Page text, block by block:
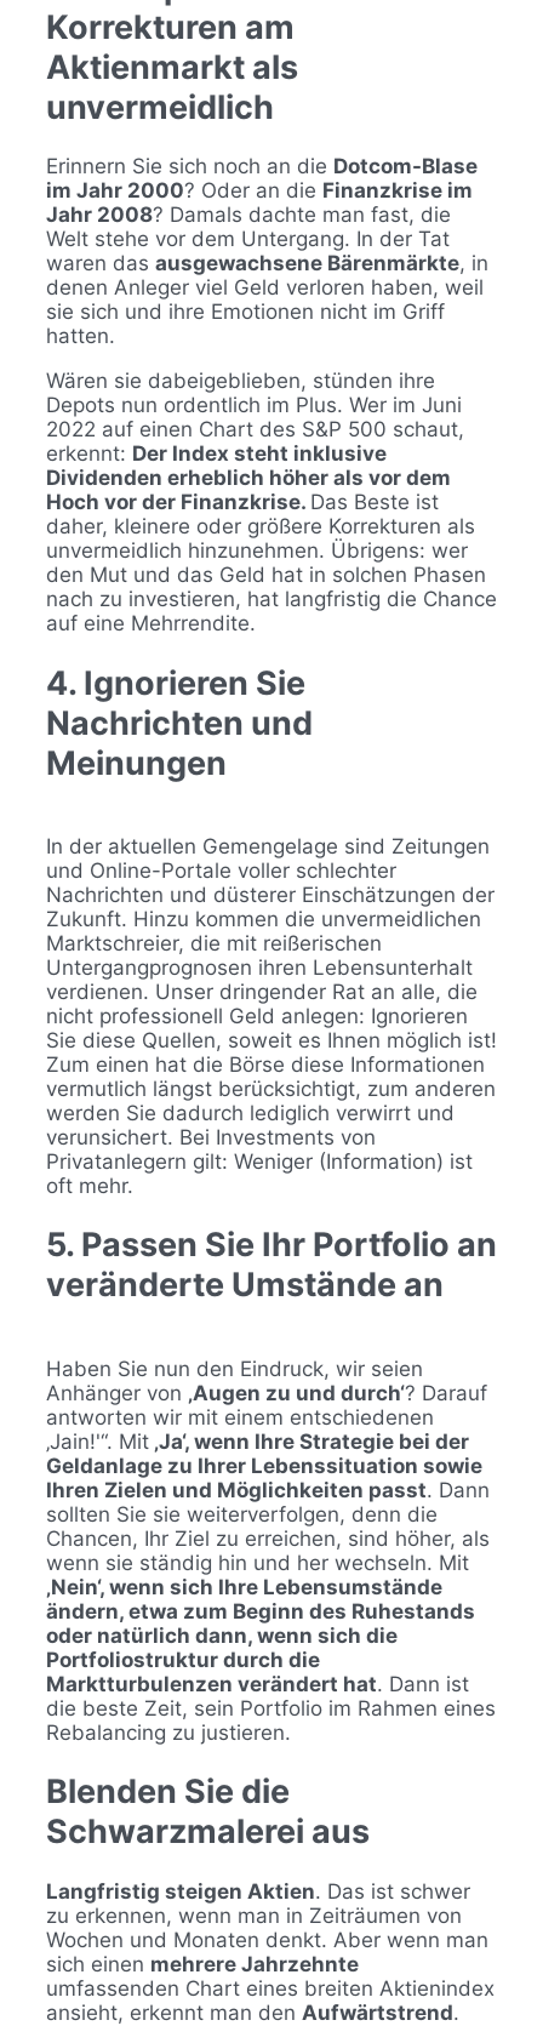
Korrekturen am
Aktienmarkt als
unvermeidlich
Erinnern Sie sich noch an die Dotcom-Blase
im Jahr 2000? Oder an die Finanzkrise im
Jahr 2008? Damals dachte man fast, die
Welt stehe vor dem Untergang. In der Tat
waren das ausgewachsene Bärenmärkte, in
denen Anleger viel Geld verloren haben, weil
sie sich und ihre Emotionen nicht im Griff
hatten.
Wären sie dabeigeblieben, stünden ihre
Depots nun ordentlich im Plus. Wer im Juni
2022 auf einen Chart des S&P 500 schaut,
erkennt: Der Index steht inklusive
Dividenden erheblich höher als vor dem
Hoch vor der Finanzkrise. Das Beste ist
daher, kleinere oder größere Korrekturen als
unvermeidlich hinzunehmen. Übrigens: wer
den Mut und das Geld hat in solchen Phasen
nach zu investieren, hat langfristig die Chance
auf eine Mehrrendite.
4. Ignorieren Sie
Nachrichten und
Meinungen
In der aktuellen Gemengelage sind Zeitungen
und Online-Portale voller schlechter
Nachrichten und düsterer Einschätzungen der
Zukunft. Hinzu kommen die unvermeidlichen
Marktschreier, die mit reißerischen
Untergangprognosen ihren Lebensunterhalt
verdienen. Unser dringender Rat an alle, die
nicht professionell Geld anlegen: Ignorieren
Sie diese Quellen, soweit es Ihnen möglich ist!
Zum einen hat die Börse diese Informationen
vermutlich längst berücksichtigt, zum anderen
werden Sie dadurch lediglich verwirrt und
verunsichert. Bei Investments von
Privatanlegern gilt: Weniger (Information) ist
oft mehr.
5. Passen Sie Ihr Portfolio an
veränderte Umstände an
Haben Sie nun den Eindruck, wir seien
Anhänger von ‚Augen zu und durch‘? Darauf
antworten wir mit einem entschiedenen
‚Jain!'“. Mit ‚Ja‘, wenn Ihre Strategie bei der
Geldanlage zu Ihrer Lebenssituation sowie
Ihren Zielen und Möglichkeiten passt. Dann
sollten Sie sie weiterverfolgen, denn die
Chancen, Ihr Ziel zu erreichen, sind höher, als
wenn sie ständig hin und her wechseln. Mit
‚Nein‘, wenn sich Ihre Lebensumstände
ändern, etwa zum Beginn des Ruhestands
oder natürlich dann, wenn sich die
Portfoliostruktur durch die
Marktturbulenzen verändert hat. Dann ist
die beste Zeit, sein Portfolio im Rahmen eines
Rebalancing zu justieren.
Blenden Sie die
Schwarzmalerei aus
Langfristig steigen Aktien. Das ist schwer
zu erkennen, wenn man in Zeiträumen von
Wochen und Monaten denkt. Aber wenn man
sich einen mehrere Jahrzehnte
umfassenden Chart eines breiten Aktienindex
ansieht, erkennt man den Aufwärtstrend.